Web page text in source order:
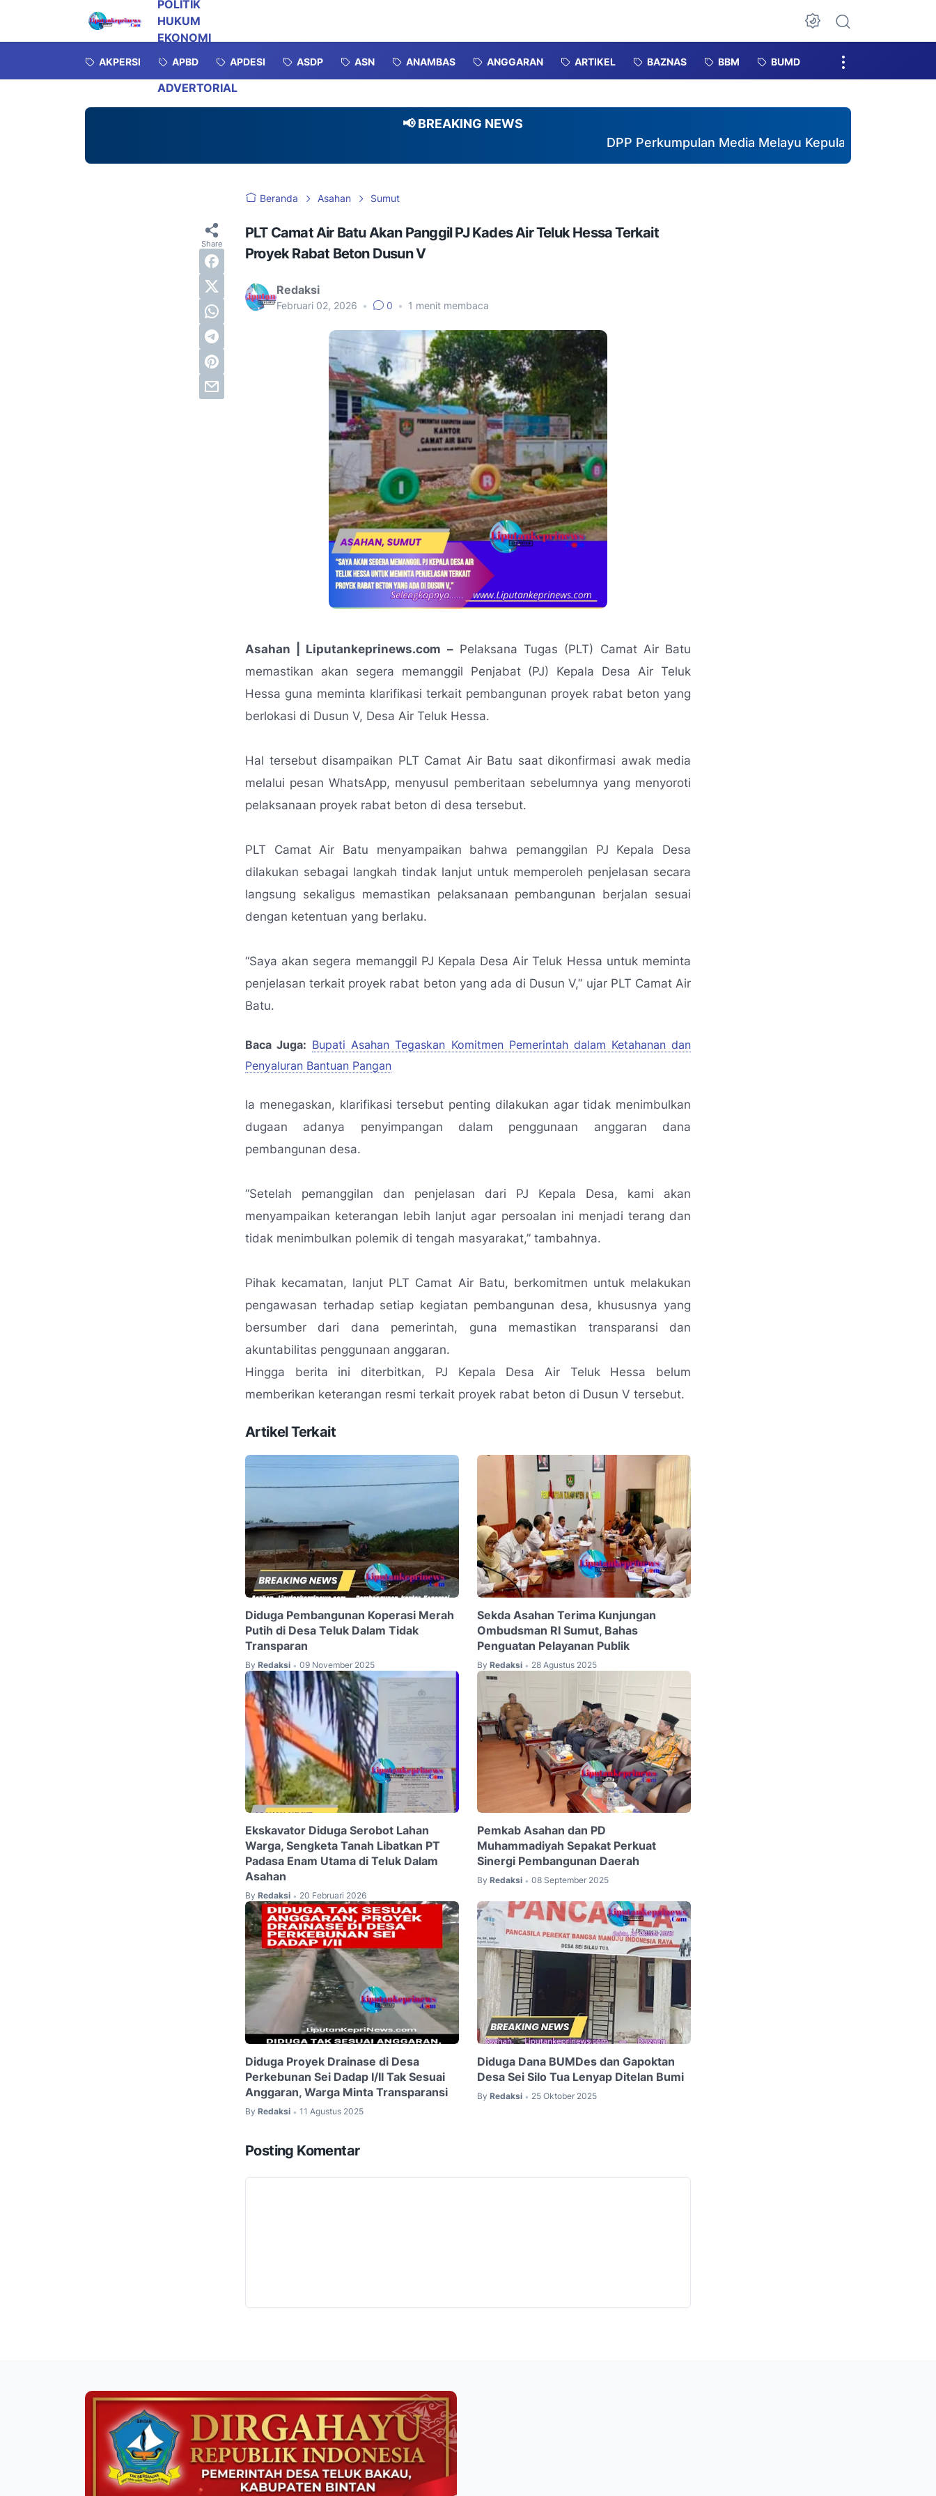
POLITIK
HUKUM
EKONOMI
INVESTIGASI
OPINI
ADVERTORIAL
Dark Mode
AKPERSI APBD APDESI ASDP ASN ANAMBAS ANGGARAN ARTIKEL BAZNAS BBM BUMD
📢 BREAKING NEWS
DPP Perkumpulan Media Melayu Kepulauan Riau Resmi
Beranda Asahan Sumut
PLT Camat Air Batu Akan Panggil PJ Kades Air Teluk Hessa Terkait
Proyek Rabat Beton Dusun V
Redaksi
Februari 02, 2026 • 0 • 1 menit membaca
Asahan | Liputankeprinews.com –Pelaksana Tugas (PLT) Camat Air Batu
memastikan akan segera memanggil Penjabat (PJ) Kepala Desa Air Teluk
Hessa guna meminta klarifikasi terkait pembangunan proyek rabat beton yang
berlokasi di Dusun V, Desa Air Teluk Hessa.
Hal tersebut disampaikan PLT Camat Air Batu saat dikonfirmasi awak media
melalui pesan WhatsApp, menyusul pemberitaan sebelumnya yang menyoroti
pelaksanaan proyek rabat beton di desa tersebut.
PLT Camat Air Batu menyampaikan bahwa pemanggilan PJ Kepala Desa
dilakukan sebagai langkah tindak lanjut untuk memperoleh penjelasan secara
langsung sekaligus memastikan pelaksanaan pembangunan berjalan sesuai
dengan ketentuan yang berlaku.
“Saya akan segera memanggil PJ Kepala Desa Air Teluk Hessa untuk meminta
penjelasan terkait proyek rabat beton yang ada di Dusun V,” ujar PLT Camat Air
Batu.
Baca Juga: Bupati Asahan Tegaskan Komitmen Pemerintah dalam Ketahanan dan
Penyaluran Bantuan Pangan
Ia menegaskan, klarifikasi tersebut penting dilakukan agar tidak menimbulkan
dugaan adanya penyimpangan dalam penggunaan anggaran dana
pembangunan desa.
“Setelah pemanggilan dan penjelasan dari PJ Kepala Desa, kami akan
menyampaikan keterangan lebih lanjut agar persoalan ini menjadi terang dan
tidak menimbulkan polemik di tengah masyarakat,” tambahnya.
Pihak kecamatan, lanjut PLT Camat Air Batu, berkomitmen untuk melakukan
pengawasan terhadap setiap kegiatan pembangunan desa, khususnya yang
bersumber dari dana pemerintah, guna memastikan transparansi dan
akuntabilitas penggunaan anggaran.
Hingga berita ini diterbitkan, PJ Kepala Desa Air Teluk Hessa belum
memberikan keterangan resmi terkait proyek rabat beton di Dusun V tersebut.
Artikel Terkait
Diduga Pembangunan Koperasi Merah
Putih di Desa Teluk Dalam Tidak
Transparan
By Redaksi • 09 November 2025
Sekda Asahan Terima Kunjungan
Ombudsman RI Sumut, Bahas
Penguatan Pelayanan Publik
By Redaksi • 28 Agustus 2025
Ekskavator Diduga Serobot Lahan
Warga, Sengketa Tanah Libatkan PT
Padasa Enam Utama di Teluk Dalam
Asahan
By Redaksi • 20 Februari 2026
Pemkab Asahan dan PD
Muhammadiyah Sepakat Perkuat
Sinergi Pembangunan Daerah
By Redaksi • 08 September 2025
Diduga Proyek Drainase di Desa
Perkebunan Sei Dadap I/II Tak Sesuai
Anggaran, Warga Minta Transparansi
By Redaksi • 11 Agustus 2025
Diduga Dana BUMDes dan Gapoktan
Desa Sei Silo Tua Lenyap Ditelan Bumi
By Redaksi • 25 Oktober 2025
Posting Komentar